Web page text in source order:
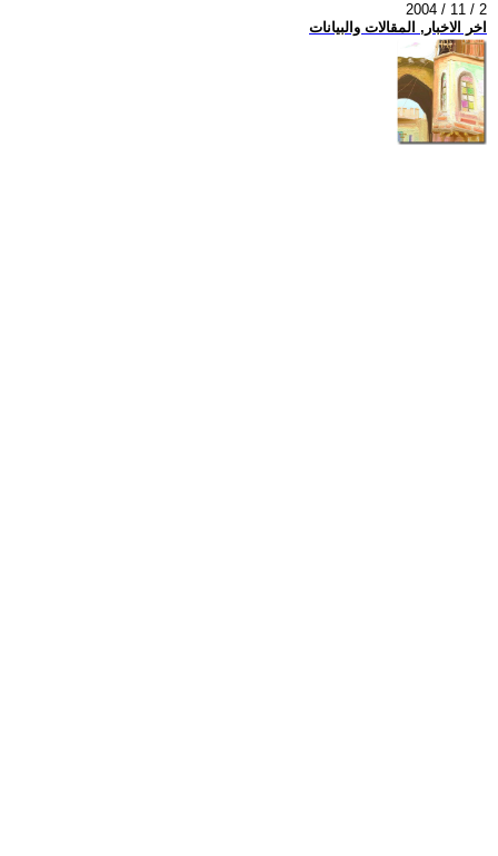
2004 / 11 / 2
اخر الاخبار, المقالات والبيانات